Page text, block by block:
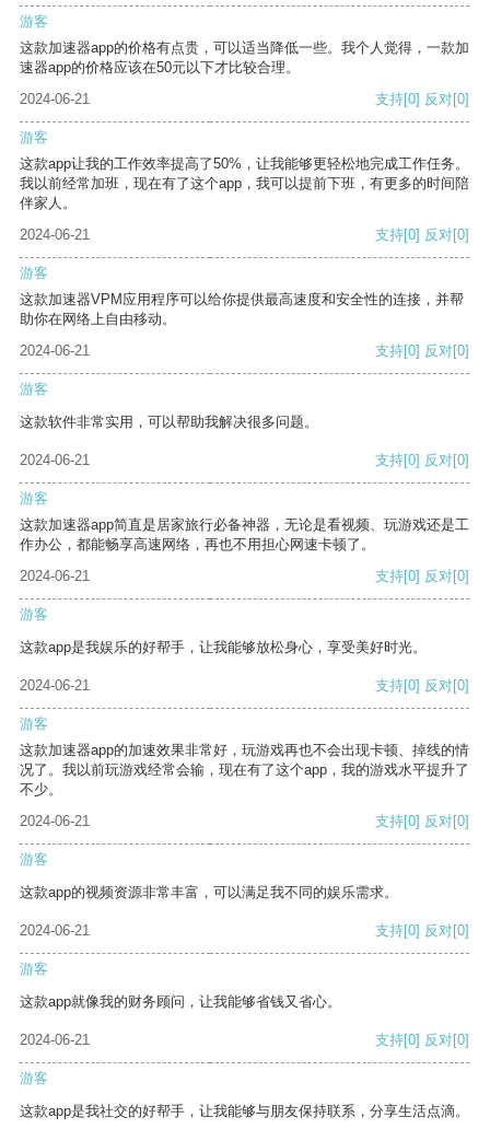
游客
这款加速器app的价格有点贵，可以适当降低一些。我个人觉得，一款加
速器app的价格应该在50元以下才比较合理。
2024-06-21
支持[0] 反对[0]
游客
这款app让我的工作效率提高了50%，让我能够更轻松地完成工作任务。
我以前经常加班，现在有了这个app，我可以提前下班，有更多的时间陪
伴家人。
2024-06-21
支持[0] 反对[0]
游客
这款加速器VPM应用程序可以给你提供最高速度和安全性的连接，并帮
助你在网络上自由移动。
2024-06-21
支持[0] 反对[0]
游客
这款软件非常实用，可以帮助我解决很多问题。
2024-06-21 支持[0] 反对[0]
游客
这款加速器app简直是居家旅行必备神器，无论是看视频、玩游戏还是工
作办公，都能畅享高速网络，再也不用担心网速卡顿了。
2024-06-21
支持[0] 反对[0]
游客
这款app是我娱乐的好帮手，让我能够放松身心，享受美好时光。
2024-06-21 支持[0] 反对[0]
游客
这款加速器app的加速效果非常好，玩游戏再也不会出现卡顿、掉线的情
况了。我以前玩游戏经常会输，现在有了这个app，我的游戏水平提升了
不少。
2024-06-21
支持[0] 反对[0]
游客
这款app的视频资源非常丰富，可以满足我不同的娱乐需求。
2024-06-21 支持[0] 反对[0]
游客
这款app就像我的财务顾问，让我能够省钱又省心。
2024-06-21 支持[0] 反对[0]
游客
这款app是我社交的好帮手，让我能够与朋友保持联系，分享生活点滴。